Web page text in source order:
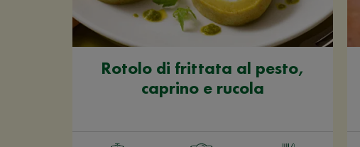
Rotolo di frittata al pesto,
caprino e rucola